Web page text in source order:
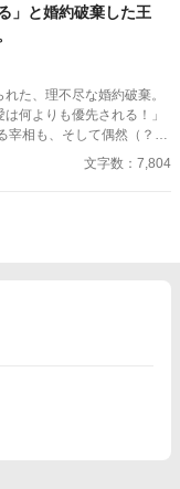
声を取り戻す話。
」と婚約破棄した王
た、理不尽な婚約破棄。
何よりも優先される！」
全員が内心でガッツポー
作は「ですよね！シリー
した王子、「ですよ
しがっていない件につい
文字数：7,804